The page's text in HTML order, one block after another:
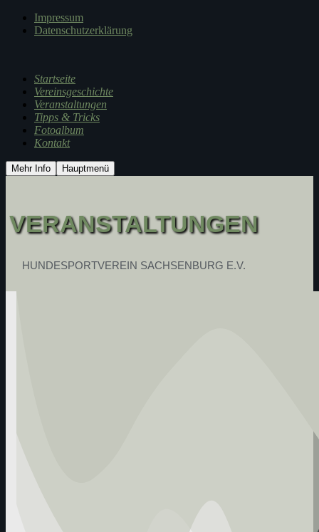
Impressum
Datenschutzerklärung
Startseite
Vereinsgeschichte
Veranstaltungen
Tipps & Tricks
Fotoalbum
Kontakt
Mehr Info Hauptmenü
VERANSTALTUNGEN
HUNDESPORTVEREIN SACHSENBURG E.V.